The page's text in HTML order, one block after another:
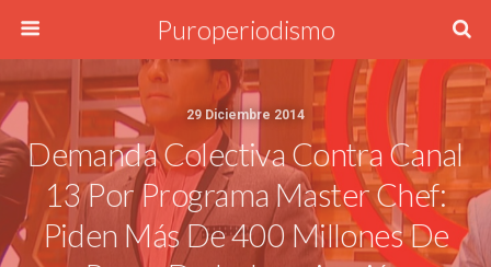
Puroperiodismo
29 Diciembre 2014
Demanda Colectiva Contra Canal
13 Por Programa Master Chef:
Piden Más De 400 Millones De